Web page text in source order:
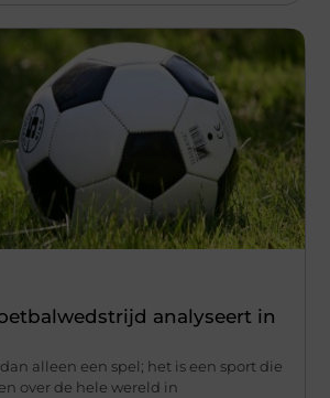
analyseert in
alleen een spel; het is een sport die
over de hele wereld in